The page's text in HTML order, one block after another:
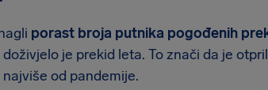
porast broja putnika pogođenih
je prekid leta. To znači da je
od pandemije.